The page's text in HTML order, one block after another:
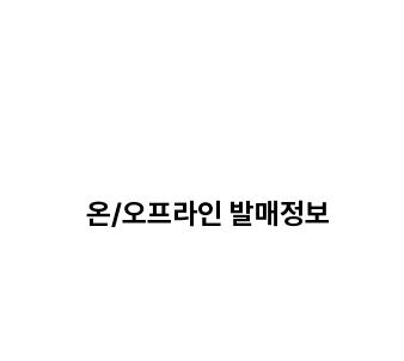
온/오프라인 발매정보